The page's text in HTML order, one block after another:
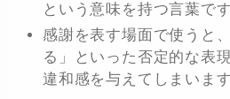
という意味を持つ言葉です
感謝を表す場面で使うと
る」といった否定的な表
違和感を与えてしまいます